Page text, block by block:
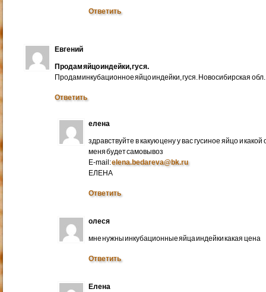
Ответить
Евгений
Продам яйцо индейки, гуся.
Продам инкубационное яйцо индейки, гуся. Новосибирская
Ответить
елена
здравствуйте в какую цену у вас гусиное яйцо и
меня будет самовывоз
E-mail:elena.bedareva@bk.ru
ЕЛЕНА
Ответить
олеся
мне нужны инкубационные яйца индейки какая цена
Ответить
Елена